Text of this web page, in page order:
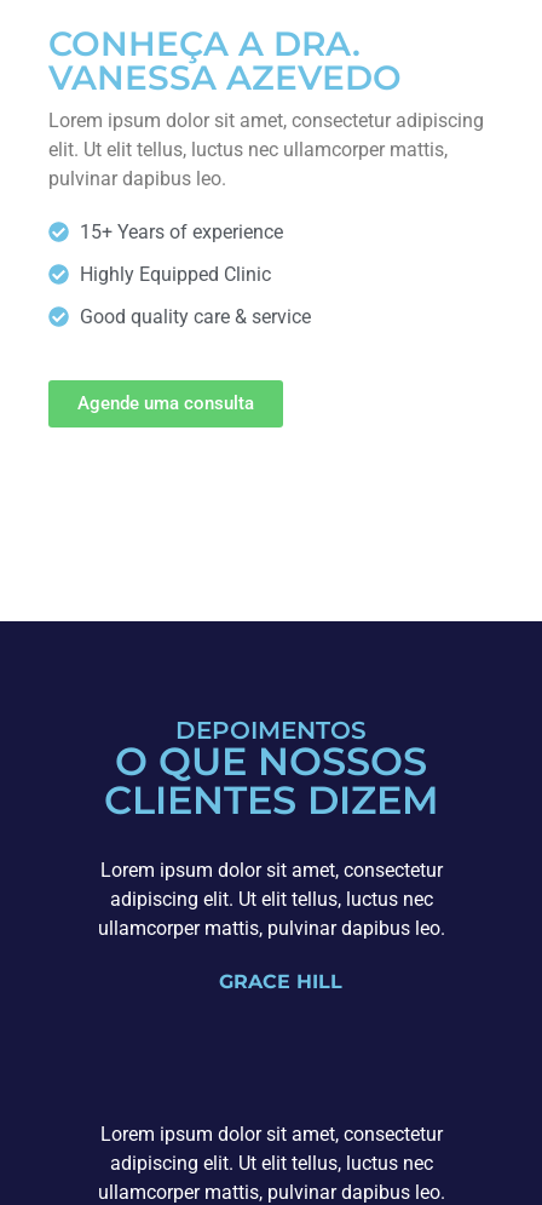
CONHEÇA A DRA.
VANESSA AZEVEDO
Lorem ipsum dolor sit amet, consectetur adipiscing
elit. Ut elit tellus, luctus nec ullamcorper mattis,
pulvinar dapibus leo.
15+ Years of experience
Highly Equipped Clinic
Good quality care & service
Agende uma consulta
DEPOIMENTOS
O QUE NOSSOS
CLIENTES DIZEM
Lorem ipsum dolor sit amet, consectetur
adipiscing elit. Ut elit tellus, luctus nec
ullamcorper mattis, pulvinar dapibus leo.
GRACE HILL
Lorem ipsum dolor sit amet, consectetur
adipiscing elit. Ut elit tellus, luctus nec
ullamcorper mattis, pulvinar dapibus leo.